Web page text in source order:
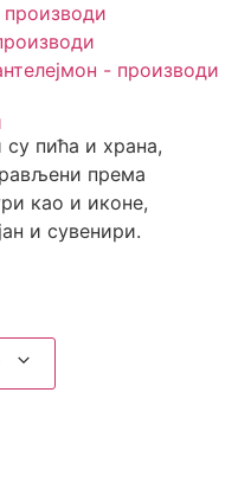
- производи
пића и храна,
према
као и иконе,
и сувенири.